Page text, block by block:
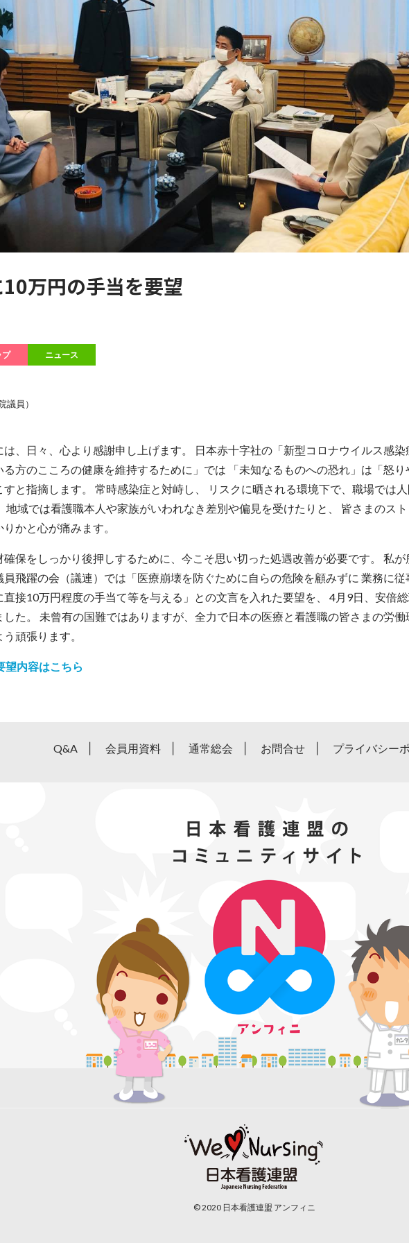
万円の手当を要望
プ ニュース
議員）
は、日々、心より感謝申し上げます。 日本赤十字社の「新型コロナウイルス感染
る方のこころの健康を維持するために」では 「未知なるものへの恐れ」は「怒り
すと指摘します。 常時感染症と対峙し、 リスクに晒される環境下で、職場では
地域では看護職本人や家族がいわれなき差別や偏見を受けたりと、 皆さまのス
かと心が痛みます。
確保をしっかり後押しするために、今こそ思い切った処遇改善が必要です。 私が
員飛躍の会（議連）では「医療崩壊を防ぐために自らの危険を顧みずに 業務に従
直接10万円程度の手当て等を与える」との文言を入れた要望を、 4月9日、安倍
した。 未曾有の国難ではありますが、全力で日本の医療と看護職の皆さまの労働
頑張ります。
望内容はこちら
Q&A 会員用資料 通常総会 お問合せ プライバシー
© 2020 日本看護連盟 アンフィニ